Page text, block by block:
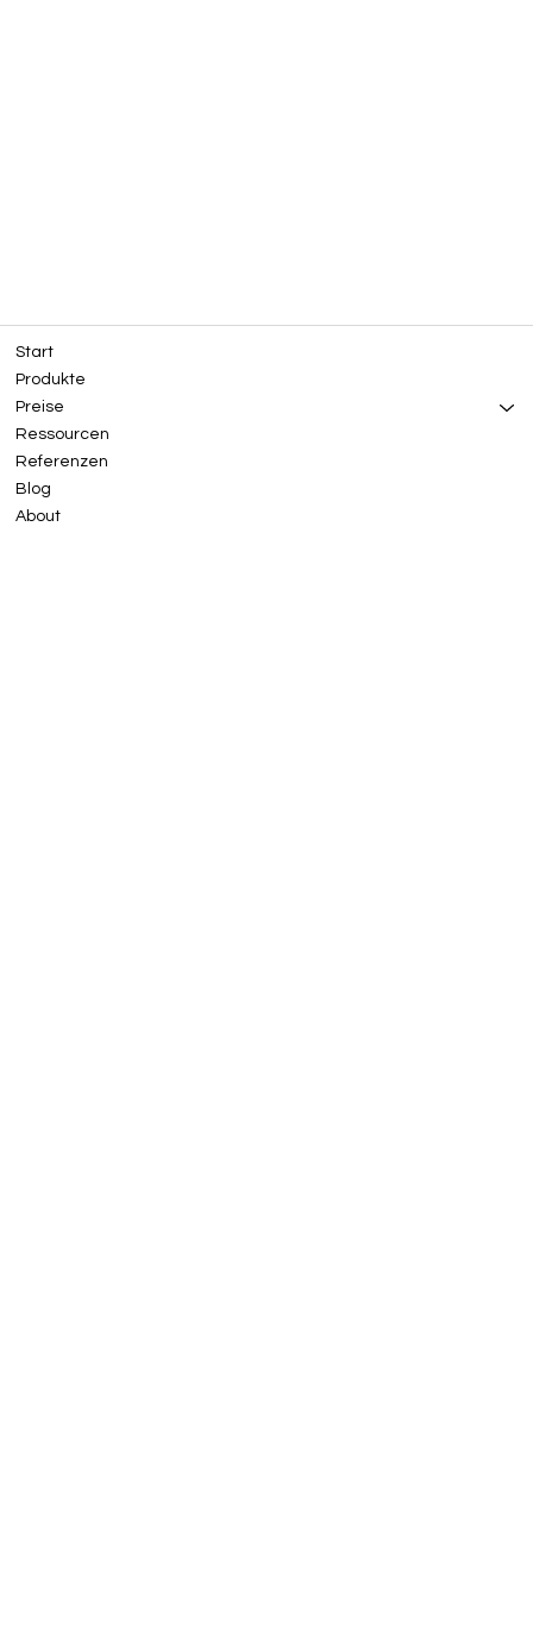
Start
Produkte
Preise
Ressourcen
Referenzen
Blog
About